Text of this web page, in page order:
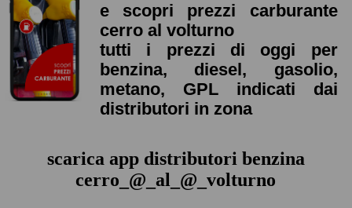
e scopri prezzi carburante
cerro al volturno
tutti i prezzi di oggi per
benzina, diesel, gasolio,
metano, GPL indicati dai
distributori in zona
scarica app distributori benzina
cerro_@_al_@_volturno